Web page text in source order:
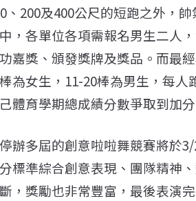
、200及400公尺的短跑之外，
，各單位各項需報名男生二人
嘉獎、頒發獎牌及獎品。而最
為女生，11-20棒為男生，每
體育學期總成績分數爭取到加
辦多屆的創意啦啦舞競賽將於
標準綜合創意表現、團隊精神
，獎勵也非常豐富，最後表演